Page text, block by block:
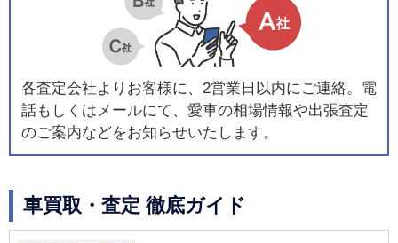
各査定会社よりお客様に、2営業日以内にご連絡。電
話もしくはメールにて、愛車の相場情報や出張査定
のご案内などをお知らせいたします。
車買取・査定 徹底ガイド